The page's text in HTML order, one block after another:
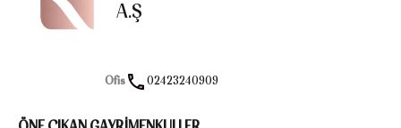
A.Ş
Ofis 02423240909